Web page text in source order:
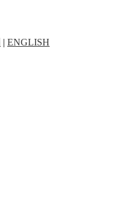
| ENGLISH